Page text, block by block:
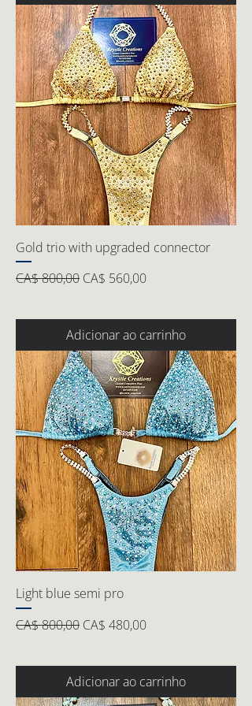
Gold trio with upgraded connector
Preço normal
CA$ 800,00 Preço promocional
CA$ 560,00
Adicionar ao carrinho
Light blue semi pro
Preço normal
CA$ 800,00 Preço promocional
CA$ 480,00
Adicionar ao carrinho